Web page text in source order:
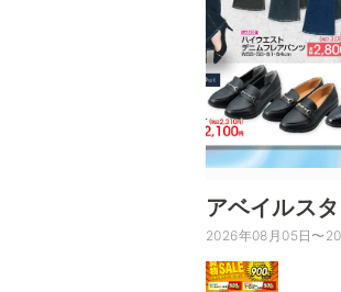
アベイルス
2026年08月05日〜